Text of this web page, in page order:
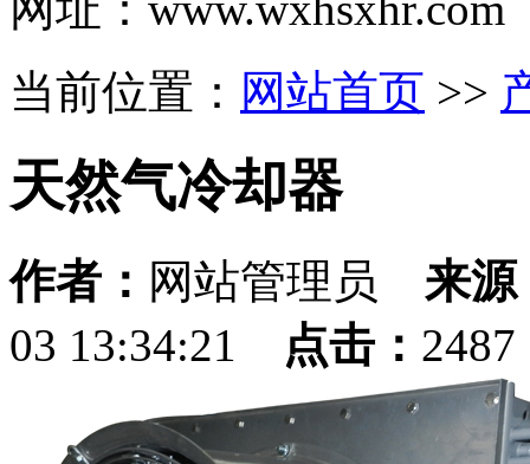
当前位置： 网站首页 >>
天然气冷却器
作者： 网站管理员 来源
03 13:34:21
点击：